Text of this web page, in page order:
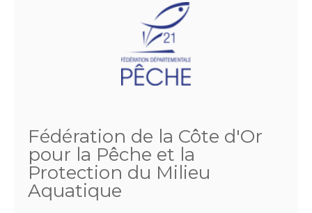
Fédération de la Côte d'Or
pour la Pêche et la
Protection du Milieu
Aquatique